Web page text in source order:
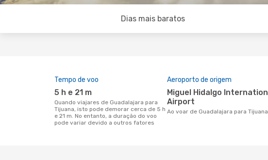
Dias mais baratos
Tempo de voo
5 h e 21 m
Quando viajares de Guadalajara para
Tijuana, isto pode demorar cerca de 5 h
e 21 m. No entanto, a duração do voo
pode variar devido a outros fatores
Aeroporto de origem
Miguel Hidalgo International
Airport
Ao voar de Guadalajara para Tijuana